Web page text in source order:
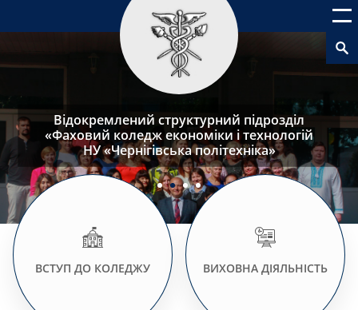
Відокремлений структурний підрозділ
«Фаховий коледж економіки і технологій
НУ «Чернігівська політехніка»
ВСТУП ДО КОЛЕДЖУ ВИХОВНА ДІЯЛЬНІСТЬ